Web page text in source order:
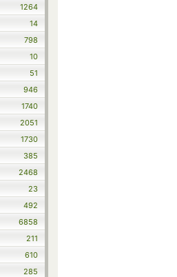
1264
14
798
10
51
946
1740
2051
1730
385
2468
23
492
6858
211
610
285